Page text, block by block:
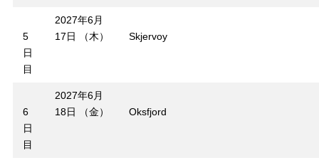
5
日
目
2027年6月
17日 （木）
Skjervoy
6
日
目
2027年6月
18日 （金）
Oksfjord